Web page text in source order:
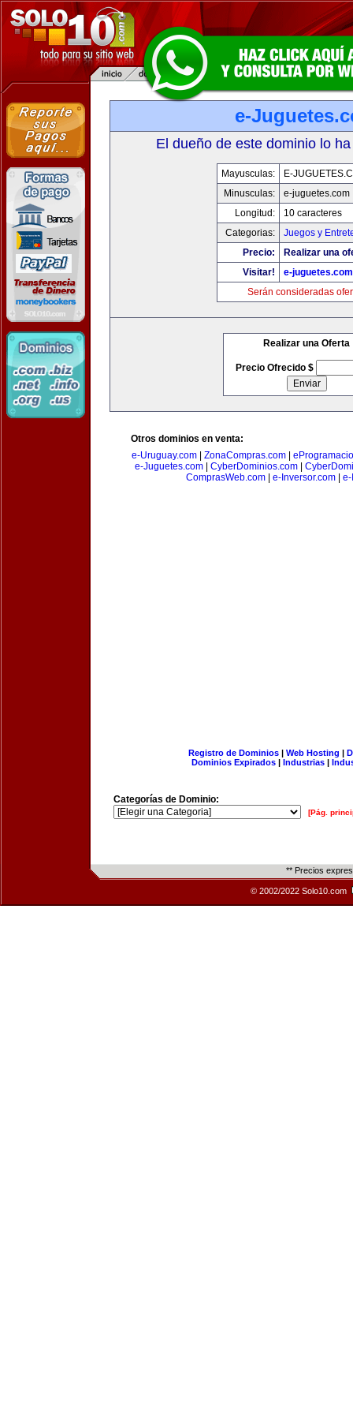
e-
El dueño de este dominio lo
Mayusculas:
E-
Minusculas:
e-juguetes.com
Longitud:
10 caracteres
Categorias:
Juegos y
Precio:
Realizar una
Visitar!
e-juguetes.com
Serán consideradas
Realizar una Oferta
Precio Ofrecido $
Otros dominios en venta:
e-Uruguay.com
ZonaCompras.com
e-Juguetes.com| CyberDominios.com|
ComprasWeb.com
e-Inversor.com e-
Registro de Dominios| Web Hosting |
Dominios Expirados | Industrias |
Categorías de Dominio:
[Pág.
** Precios
© 2002/2022 Solo10.com